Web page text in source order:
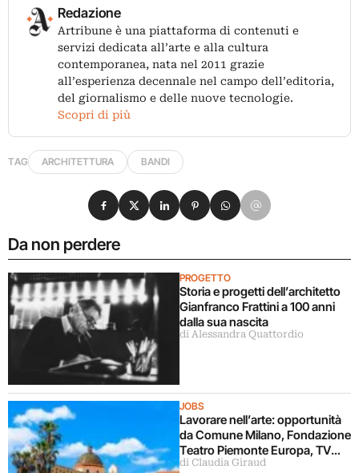
Redazione
Artribune è una piattaforma di contenuti e
servizi dedicata all’arte e alla cultura
contemporanea, nata nel 2011 grazie
all’esperienza decennale nel campo dell’editoria,
del giornalismo e delle nuove tecnologie.
Scopri di più
TAG ARCHITETTURA BANDI
Da non perdere
PROGETTO
Storia e progetti dell’architetto
Gianfranco Frattini a 100 anni
dalla sua nascita
di Alessandra Quattordio
JOBS
Lavorare nell’arte: opportunità
da Comune Milano, Fondazione
Teatro Piemonte Europa, TV
Sorrisi&Canzoni, Fondazione
di Claudia Giraud
Condividi su Facebook
Condividi su X
Condividi su LinkedIn
Condividi su Pinterest
Condividi su WhatsApp
Condividi su Email